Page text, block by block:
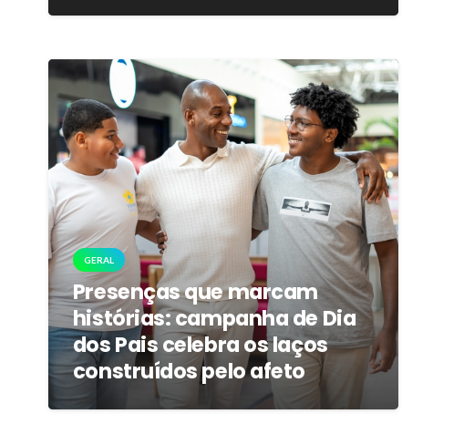
GERAL
Presenças que marcam
histórias: campanha de Dia
dos Pais celebra os laços
construídos pelo afeto